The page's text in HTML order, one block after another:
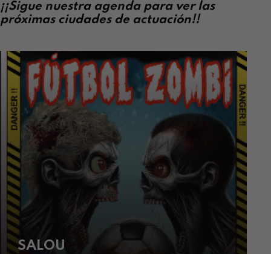
¡¡Sigue nuestra agenda para ver las
próximas ciudades de actuación!!
SALOU